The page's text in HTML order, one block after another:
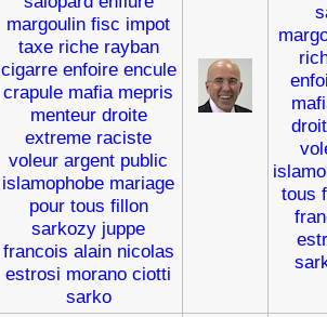
margoulin fisc impot
taxe riche rayban
cigarre enfoire encule
crapule mafia mepris
menteur droite
extreme raciste
voleur argent public
islamophobe mariage
pour tous fillon
sarkozy juppe
francois alain nicolas
estrosi morano ciotti
sarko
tous